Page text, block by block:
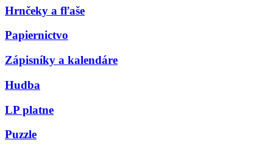
Hrnčeky a fľaše
Papiernictvo
Zápisníky a kalendáre
Hudba
LP platne
Puzzle